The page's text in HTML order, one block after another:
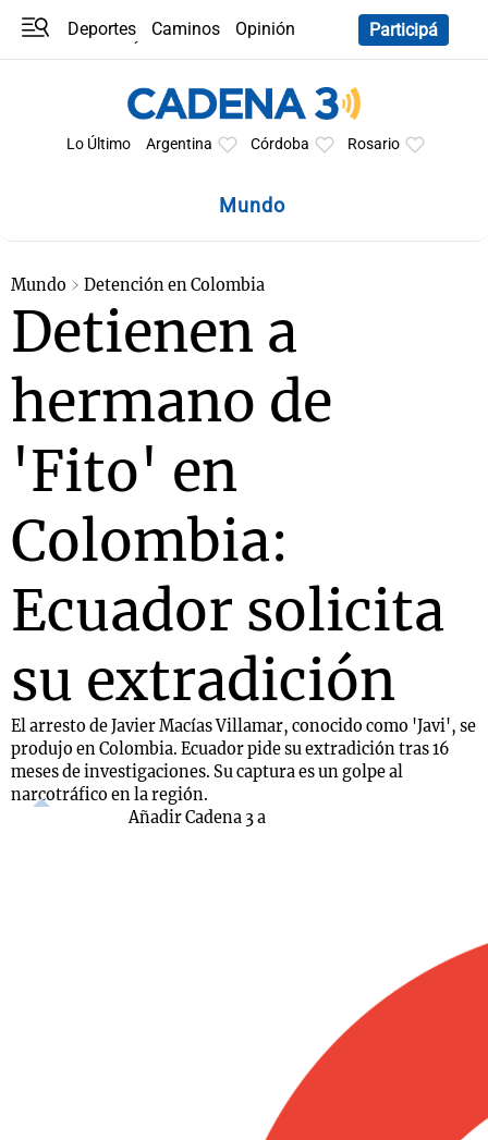
Deportes Caminos
Opinión
Participá
Lo Último Argentina Córdoba Rosario
Mundo
Mundo Detención en Colombia
Detienen a
hermano de
'Fito' en
Colombia:
Ecuador solicita
su extradición
El arresto de Javier Macías Villamar, conocido como 'Javi', se
produjo en Colombia. Ecuador pide su extradición tras 16
meses de investigaciones. Su captura es un golpe al
narcotráfico en la región.
Añadir Cadena 3 a